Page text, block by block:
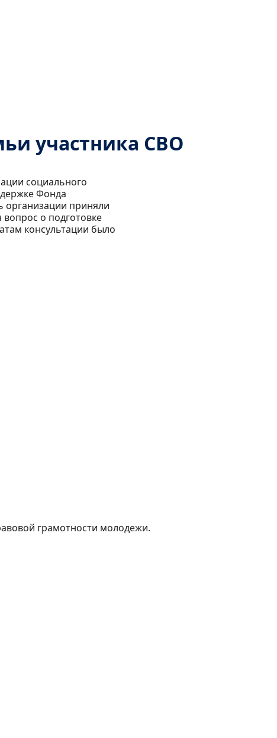
участника СВО
социального
Фонда
организации приняли
о подготовке
консультации было
грамотности молодежи.